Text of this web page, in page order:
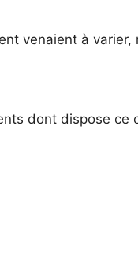
venaient à varier,
dont dispose ce